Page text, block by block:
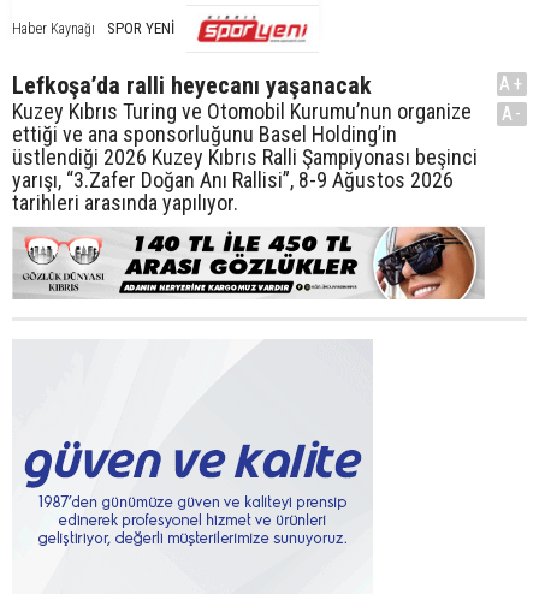
Haber Kaynağı SPOR YENİ
Lefkoşa’da ralli heyecanı yaşanacak
Kuzey Kıbrıs Turing ve Otomobil Kurumu’nun organize
ettiği ve ana sponsorluğunu Basel Holding’in
üstlendiği 2026 Kuzey Kıbrıs Ralli Şampiyonası beşinci
yarışı, “3.Zafer Doğan Anı Rallisi”, 8-9 Ağustos 2026
tarihleri arasında yapılıyor.
A+
A-